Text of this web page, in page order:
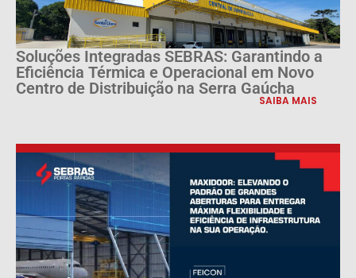
Soluções Integradas SEBRAS: Garantindo a
Eficiência Térmica e Operacional em Novo
Centro de Distribuição na Serra Gaúcha
SAIBA MAIS